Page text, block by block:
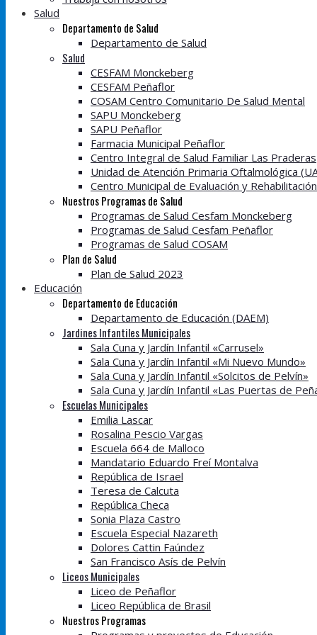
Salud
Departamento de Salud
Departamento de Salud
Salud
CESFAM Monckeberg
CESFAM Peñaflor
COSAM Centro Comunitario De Salud Mental
SAPU Monckeberg
SAPU Peñaflor
Farmacia Municipal Peñaflor
Centro Integral de Salud Familiar Las Praderas
Unidad de Atención Primaria Oftalmológica
Centro Municipal de Evaluación y
Nuestros Programas de Salud
Programas de Salud Cesfam Monckeberg
Programas de Salud Cesfam Peñaflor
Programas de Salud COSAM
Plan de Salud
Plan de Salud 2023
Educación
Departamento de Educación
Departamento de Educación (DAEM)
Jardines Infantiles Municipales
Sala Cuna y Jardín Infantil «Carrusel»
Sala Cuna y Jardín Infantil «Mi Nuevo Mundo»
Sala Cuna y Jardín Infantil «Solcitos de Pelvín»
Sala Cuna y Jardín Infantil «Las Puertas de
Escuelas Municipales
Emilia Lascar
Rosalina Pescio Vargas
Escuela 664 de Malloco
Mandatario Eduardo Freí Montalva
República de Israel
Teresa de Calcuta
República Checa
Sonia Plaza Castro
Escuela Especial Nazareth
Dolores Cattin Faúndez
San Francisco Asís de Pelvín
Liceos Municipales
Liceo de Peñaflor
Liceo República de Brasil
Nuestros Programas